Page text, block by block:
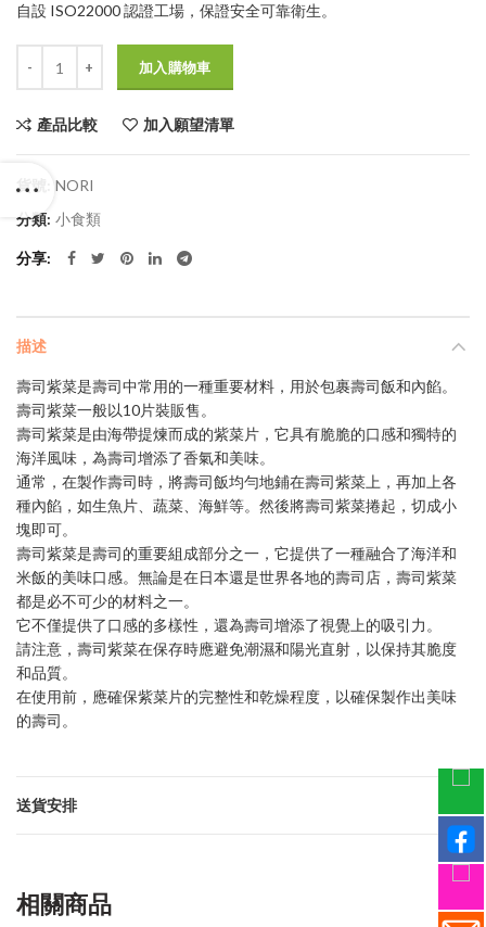
價
$50.0。
價
$25.0。
自設 ISO22000 認證工場，保證安全可靠衛生。
加入購物車
產品比較 加入願望清單
貨號: NORI
分類: 小食類
分享
描述
壽司紫菜是壽司中常用的一種重要材料，用於包裹壽司飯和內餡。
壽司紫菜一般以10片裝販售。
壽司紫菜是由海帶提煉而成的紫菜片，它具有脆脆的口感和獨特的
海洋風味，為壽司增添了香氣和美味。
通常，在製作壽司時，將壽司飯均勻地鋪在壽司紫菜上，再加上各
種內餡，如生魚片、蔬菜、海鮮等。然後將壽司紫菜捲起，切成小
塊即可。
壽司紫菜是壽司的重要組成部分之一，它提供了一種融合了海洋和
米飯的美味口感。無論是在日本還是世界各地的壽司店，壽司紫菜
都是必不可少的材料之一。
它不僅提供了口感的多樣性，還為壽司增添了視覺上的吸引力。
請注意，壽司紫菜在保存時應避免潮濕和陽光直射，以保持其脆度
和品質。
在使用前，應確保紫菜片的完整性和乾燥程度，以確保製作出美味
的壽司。
送貨安排
相關商品